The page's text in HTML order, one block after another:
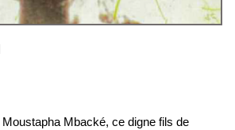
Mbacké, ce digne fils de